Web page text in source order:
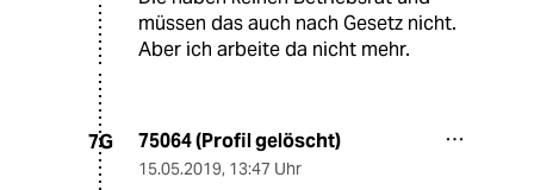
müssen das auch nach Gesetz nicht.
Aber ich arbeite da nicht mehr.
7G 75064 (Profil gelöscht)
15.05.2019, 13:47 Uhr